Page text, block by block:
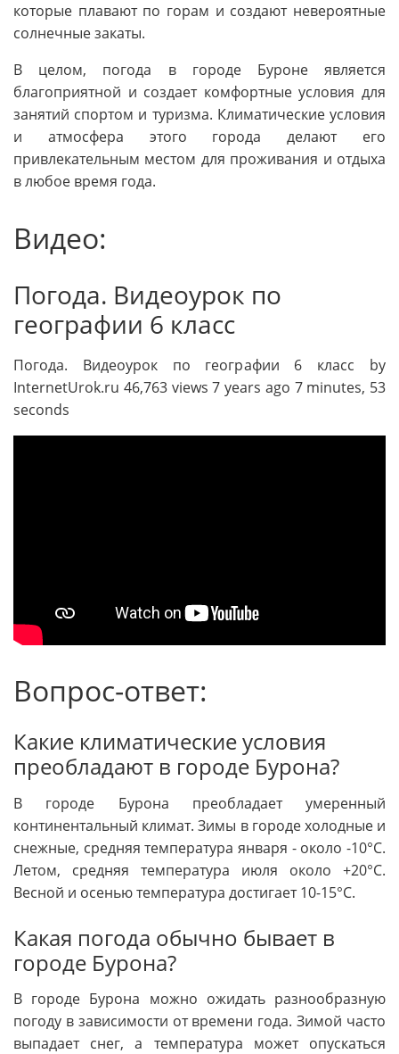
которые плавают по горам и создают невероятные
солнечные закаты.
В целом, погода в городе Буроне является
благоприятной и создает комфортные условия для
занятий спортом и туризма. Климатические условия
и атмосфера этого города делают его
привлекательным местом для проживания и отдыха
в любое время года.
Видео:
Погода. Видеоурок по
географии 6 класс
Погода. Видеоурок по географии 6 класс by
InternetUrok.ru 46,763 views 7 years ago 7 minutes, 53
seconds
Вопрос-ответ:
Какие климатические условия
преобладают в городе Бурона?
В городе Бурона преобладает умеренный
континентальный климат. Зимы в городе холодные и
снежные, средняя температура января - около -10°C.
Летом, средняя температура июля около +20°C.
Весной и осенью температура достигает 10-15°C.
Какая погода обычно бывает в
городе Бурона?
В городе Бурона можно ожидать разнообразную
погоду в зависимости от времени года. Зимой часто
выпадает снег, а температура может опускаться